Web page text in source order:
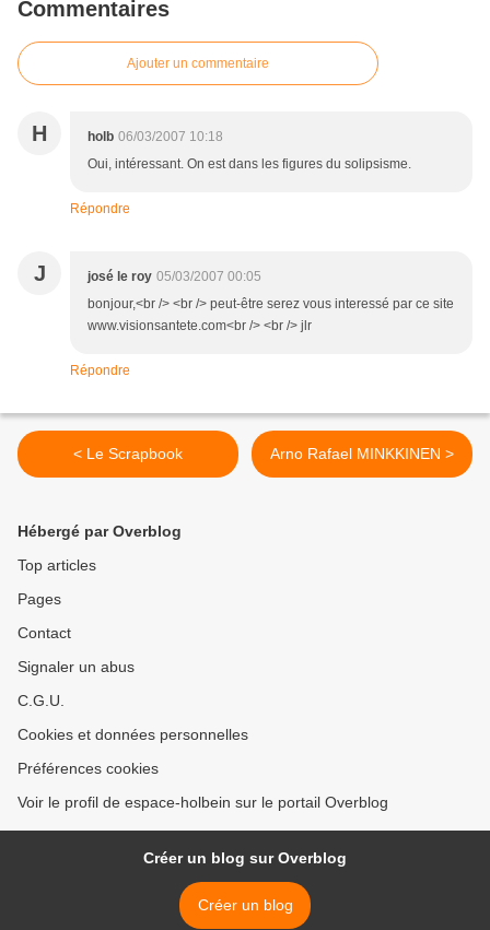
Commentaires
Ajouter un commentaire
H holb 06/03/2007 10:18
Oui, intéressant. On est dans les figures du solipsisme.
Répondre
J josé le roy 05/03/2007 00:05
bonjour,<br /> <br /> peut-être serez vous interessé par ce site
www.visionsantete.com<br /> <br /> jlr
Répondre
< Le Scrapbook Arno Rafael MINKKINEN >
Hébergé par Overblog
Top articles
Pages
Contact
Signaler un abus
C.G.U.
Cookies et données personnelles
Préférences cookies
Voir le profil de espace-holbein sur le portail Overblog
Créer un blog sur Overblog
Créer un blog